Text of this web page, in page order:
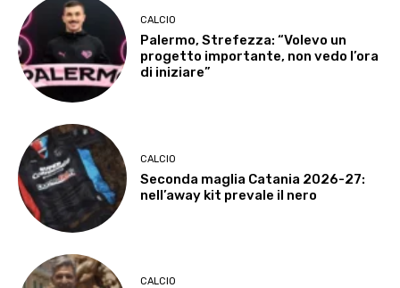
CALCIO
Palermo, Strefezza: “Volevo un
progetto importante, non vedo l’ora
di iniziare”
CALCIO
Seconda maglia Catania 2026-27:
nell’away kit prevale il nero
CALCIO